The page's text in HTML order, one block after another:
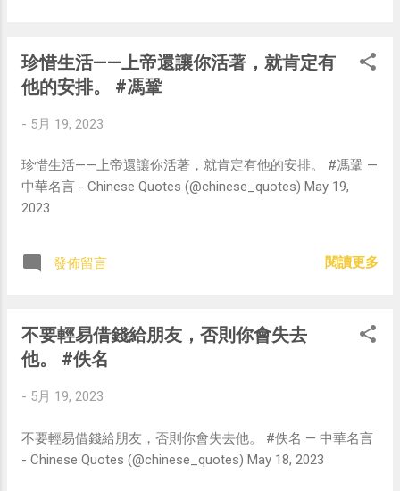
珍惜生活——上帝還讓你活著，就肯定有
他的安排。 #馮鞏
- 5月 19, 2023
珍惜生活——上帝還讓你活著，就肯定有他的安排。 #馮鞏 —
中華名言 - Chinese Quotes (@chinese_quotes) May 19,
2023
發佈留言 閱讀更多
不要輕易借錢給朋友，否則你會失去
他。 #佚名
- 5月 19, 2023
不要輕易借錢給朋友，否則你會失去他。 #佚名 — 中華名言
- Chinese Quotes (@chinese_quotes) May 18, 2023